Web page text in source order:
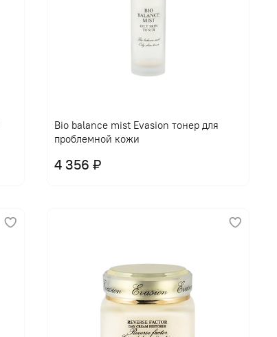
Bio balance mist Evasion тонер для
проблемной кожи
4 356 ₽